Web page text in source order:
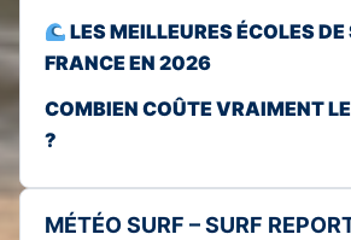
LES MEILLEURES ÉCOLES DE
FRANCE EN 2026
COMBIEN COÛTE VRAIMENT
?
MÉTÉO SURF – SURF